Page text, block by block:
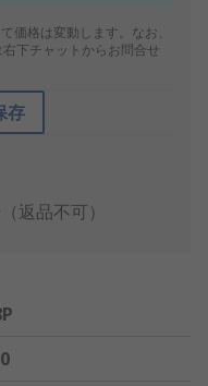
価格は変動します。なお、
下チャットからお問合せ
存
返品不可）